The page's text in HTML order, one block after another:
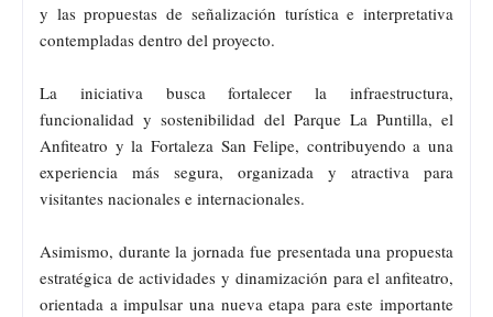
y las propuestas de señalización turística e interpretativa
contempladas dentro del proyecto.
La iniciativa busca fortalecer la infraestructura,
funcionalidad y sostenibilidad del Parque La Puntilla, el
Anfiteatro y la Fortaleza San Felipe, contribuyendo a una
experiencia más segura, organizada y atractiva para
visitantes nacionales e internacionales.
Asimismo, durante la jornada fue presentada una propuesta
estratégica de actividades y dinamización para el anfiteatro,
orientada a impulsar una nueva etapa para este importante